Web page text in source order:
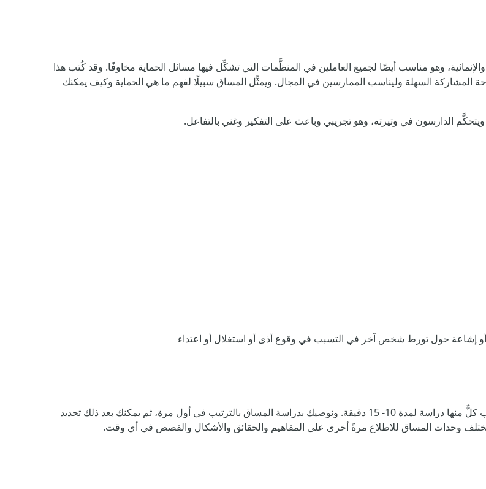
وهو مناسب أيضًا لجميع العاملين في المنظَّمات التي تشكِّل فيها مسائل الحماية مخاوفًا. وقد كُتب هذا
المشاركة السهلة وليناسب الممارسين في المجال. ويمثِّل المساق سبيلًا لفهم ما هي الحماية وكيف يمكنك
الدارسون في وتيرته، وهو تجريبي وباعث على التفكير وغني بالتفاعل.
إشاعة حول تورط شخص آخر في التسبب في وقوع أذى أو استغلال أو اعتداء
هذا المساق مُقسَّم إلى 6 وحدات متساوية المدة تقريبًا، وتتطلّب كلٌّ منها دراسة لمدة 10- 15 دقيقة. ونوصيك بدراسة المساق بالترتيب في أول مرة، ثم يمكنك بعد ذلك تحديد
مختلف وحدات المساق للاطلاع مرةً أخرى على المفاهيم والحقائق والأشكال والقصص في أي وقت.